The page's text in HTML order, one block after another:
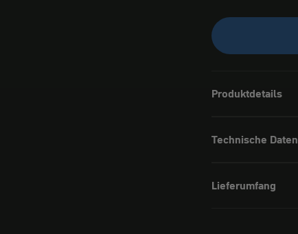
Produktdetails
Technische Daten
Lieferumfang